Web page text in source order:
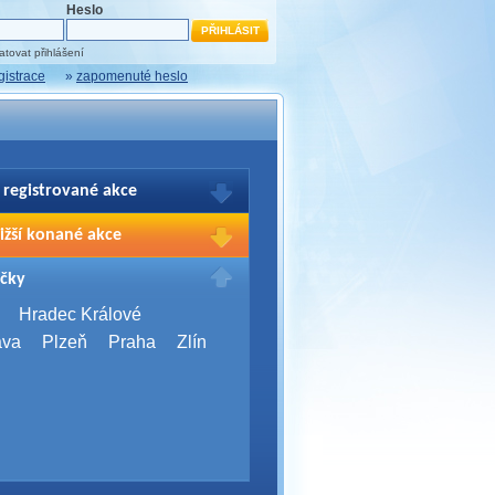
Heslo
přihlášení
» zapomenuté heslo
registrované akce
Vašich registrací na akce
přihlašte.
konané akce
2026
Brno
Server Bootcamp 2026
Hradec Králové
Plzeň Praha Zlín